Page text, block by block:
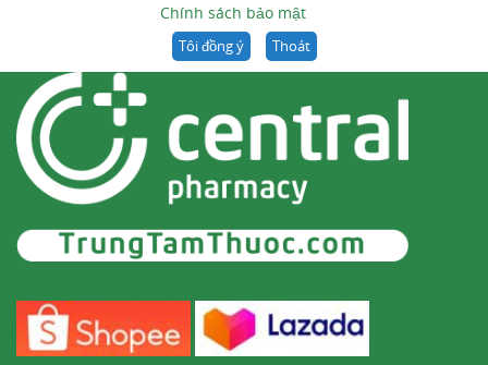
Chính sách bảo mật
Tôi đồng ý Thoát